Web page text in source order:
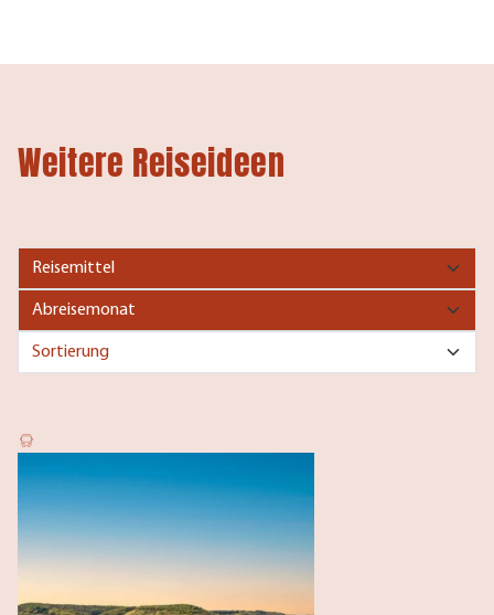
Weitere Reiseideen